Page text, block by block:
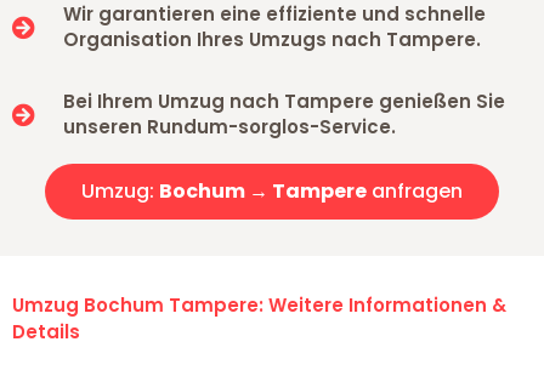
Wir garantieren eine effiziente und schnelle
Organisation Ihres Umzugs nach Tampere.
Bei Ihrem Umzug nach Tampere genießen Sie
unseren Rundum-sorglos-Service.
Umzug: Bochum → Tampere anfragen
Umzug Bochum Tampere: Weitere Informationen &
Details